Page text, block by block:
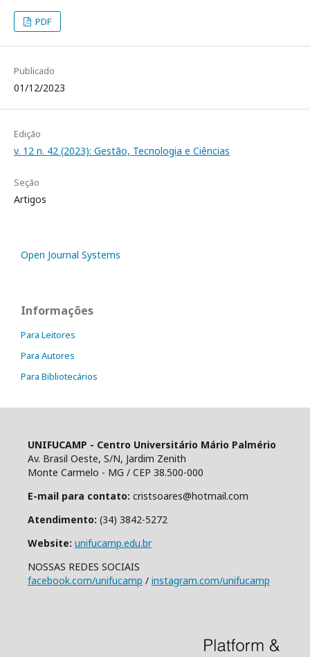
PDF
Publicado
01/12/2023
Edição
v. 12 n. 42 (2023): Gestão, Tecnologia e Ciências
Seção
Artigos
Open Journal Systems
Informações
Para Leitores
Para Autores
Para Bibliotecários
UNIFUCAMP - Centro Universitário Mário Palmério
Av. Brasil Oeste, S/N, Jardim Zenith
Monte Carmelo - MG / CEP 38.500-000
E-mail para contato: cristsoares@hotmail.com
Atendimento: (34) 3842-5272
Website: unifucamp.edu.br
NOSSAS REDES SOCIAIS
facebook.com/unifucamp / instagram.com/unifucamp